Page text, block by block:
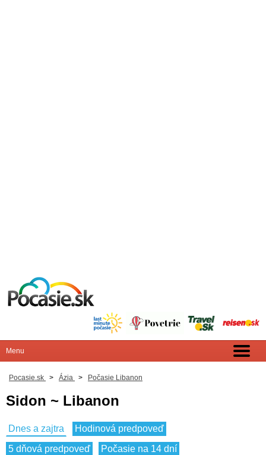
Pocasie.sk > Ázia > Počasie Libanon
Sidon ~ Libanon
Dnes a zajtra
Hodinová predpoveď
5 dňová predpoveď
Počasie na 14 dní